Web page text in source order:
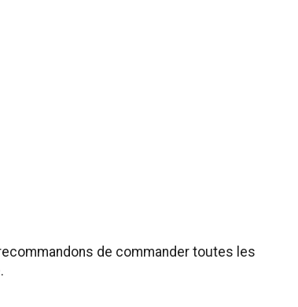
de commander toutes les